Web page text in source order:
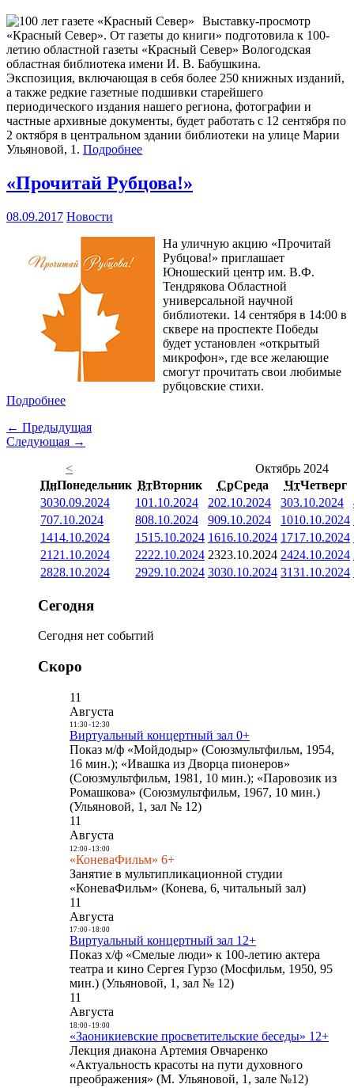
Выставку-просмотр
«Красный Север». От газеты до книги» подготовила к 100-
летию областной газеты «Красный Север» Вологодская
областная библиотека имени И. В. Бабушкина.
Экспозиция, включающая в себя более 250 книжных изданий,
а также редкие газетные подшивки старейшего
периодического издания нашего региона, фотографии и
частные архивные документы, будет работать с 12 сентября по
2 октября в центральном здании библиотеки на улице Марии
Ульяновой, 1. Подробнее
«Прочитай Рубцова!»
08.09.2017 Новости
На уличную акцию «Прочитай
Рубцова!» приглашает
Юношеский центр им. В.Ф.
Тендрякова Областной
универсальной научной
библиотеки. 14 сентября в 14:00 в
сквере на проспекте Победы
будет установлен «открытый
микрофон», где все желающие
смогут прочитать свои любимые
рубцовские стихи.
Подробнее
← Предыдущая
Следующая →
<
Октябрь 2024
ПнПонедельник ВтВторник СрСреда ЧтЧетверг
3030.09.2024 101.10.2024 202.10.2024 303.10.2024
707.10.2024 808.10.2024 909.10.2024 1010.10.2024
1414.10.2024 1515.10.2024 1616.10.2024 1717.10.2024
21 21.10.2024 2222.10.2024 2323.10.2024 2424.10.2024
2828.10.2024 2929.10.2024 3030.10.2024 3131.10.2024
Сегодня
Сегодня нет событий
Скоро
11
Августа
11:30- 12:30
Виртуальный концертный зал 0+
Показ м/ф «Мойдодыр» (Союзмультфильм, 1954,
16 мин.); «Ивашка из Дворца пионеров»
(Союзмультфильм, 1981, 10 мин.); «Паровозик из
Ромашкова» (Союзмультфильм, 1967, 10 мин.)
(Ульяновой, 1, зал № 12)
11
Августа
12:00- 13:00
«КоневаФильм» 6+
Занятие в мультипликационной студии
«КоневаФильм» (Конева, 6, читальный зал)
11
Августа
17:00- 18:00
Виртуальный концертный зал 12+
Показ х/ф «Смелые люди» к 100-летию актера
театра и кино Сергея Гурзо (Мосфильм, 1950, 95
мин.) (Ульяновой, 1, зал № 12)
11
Августа
18:00- 19:00
«Заоникиевские просветительские беседы» 12+
Лекция диакона Артемия Овчаренко
«Актуальность красоты на пути духовного
преображения» (М. Ульяновой, 1, зале №12)